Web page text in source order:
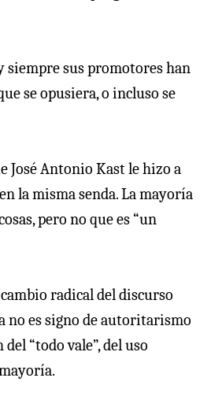
siempre sus promotores han
se opusiera, o incluso se
José Antonio Kast le hizo a
la misma senda. La mayoría
pero no que es “un
radical del discurso
no es signo de autoritarismo
“todo vale”, del uso